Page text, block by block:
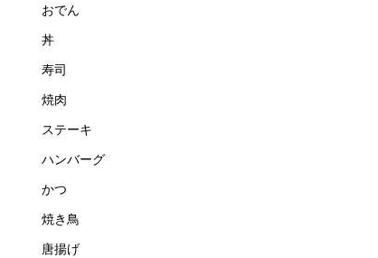
おでん
丼
寿司
焼肉
ステーキ
ハンバーグ
かつ
焼き鳥
唐揚げ